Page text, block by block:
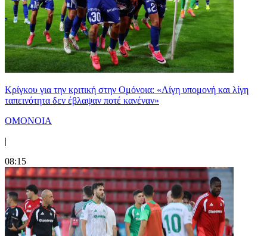
Κρίγκου για την κριτική στην Ομόνοια: «Λίγη υπομονή και λίγη
ταπεινότητα δεν έβλαψαν ποτέ κανέναν»
ΟΜΟΝΟΙΑ
|
08:15